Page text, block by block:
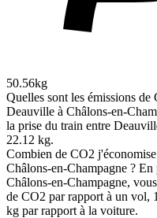
50.56kg
Quelles sont les émissions
Deauville à Châlons-en-
la prise du train entre
22.12 kg.
Combien de CO2
Châlons-en-Champagne ? En
Châlons-en-Champagne,
de CO2 par rapport à un vol,
kg par rapport à la voiture.